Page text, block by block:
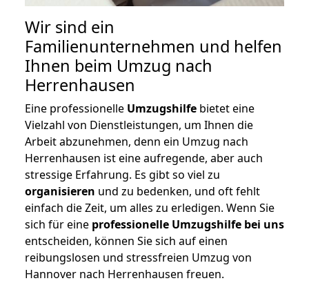
Wir sind ein
Familienunternehmen und helfen
Ihnen beim Umzug nach
Herrenhausen
Eine professionelle Umzugshilfe bietet eine
Vielzahl von Dienstleistungen, um Ihnen die
Arbeit abzunehmen, denn ein Umzug nach
Herrenhausen ist eine aufregende, aber auch
stressige Erfahrung. Es gibt so viel zu
organisieren und zu bedenken, und oft fehlt
einfach die Zeit, um alles zu erledigen. Wenn Sie
sich für eine professionelle Umzugshilfe bei uns
entscheiden, können Sie sich auf einen
reibungslosen und stressfreien Umzug von
Hannover nach Herrenhausen freuen.